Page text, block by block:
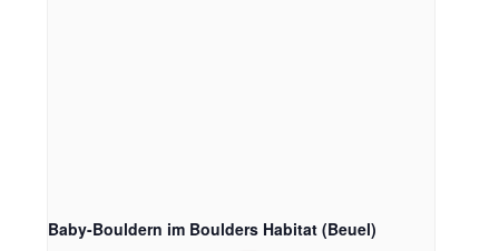
Baby-Bouldern im Boulders Habitat (Beuel)